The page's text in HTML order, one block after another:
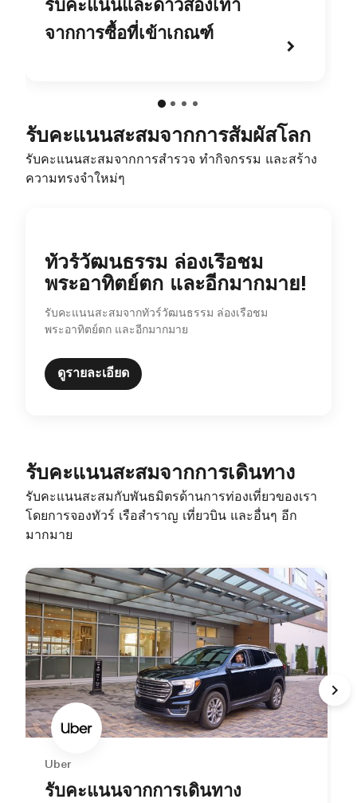
รับคะแนนและดาวสองเท่า
จากการซื้อที่เข้าเกณฑ์
รับคะแนนสะสมจากการสัมผัสโลก
รับคะแนนสะสมจากการสำรวจ ทำกิจกรรม และสร้าง
ความทรงจำใหม่ๆ
ทัวร์วัฒนธรรม ล่องเรือชม
พระอาทิตย์ตก และอีกมากมาย!
รับคะแนนสะสมจากทัวร์วัฒนธรรม ล่องเรือชม
พระอาทิตย์ตก และอีกมากมาย
ดูรายละเอียด
รับคะแนนสะสมจากการเดินทาง
รับคะแนนสะสมกับพันธมิตรด้านการท่องเที่ยวของเรา
โดยการจองทัวร์ เรือสำราญ เที่ยวบิน และอื่นๆ อีก
มากมาย
Uber
รับคะแนนจากการเดินทาง
opens in new window